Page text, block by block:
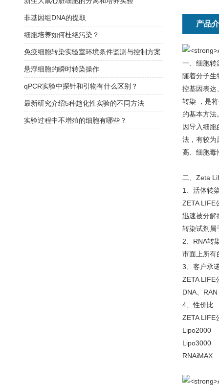
产品
一、细胞转
随着分子生
控基因表达
转染 ，是
的基本方法
因导入细胞
法，有较为
高、细胞毒
二、Zeta
1、活体转
ZETA LIFE
迅速被分解
转染试剂属
2、RNA转
市面上所有
3、客户承
ZETA LIFE
DNA、
4、性价比
ZETA LIFE
Lipo2000
Lipo3000
RNAiMAX
非基因组DNA的提取
细胞培养如何杜绝污染？
免疫细胞转染实验室环境条件监测与控制方案
悬浮细胞的瞬时转染操作
qPCR实验中探针和引物有什么区别？
最新研究介绍5种趋化性实验的不同方法
实验过程中不增殖的细胞有哪些？